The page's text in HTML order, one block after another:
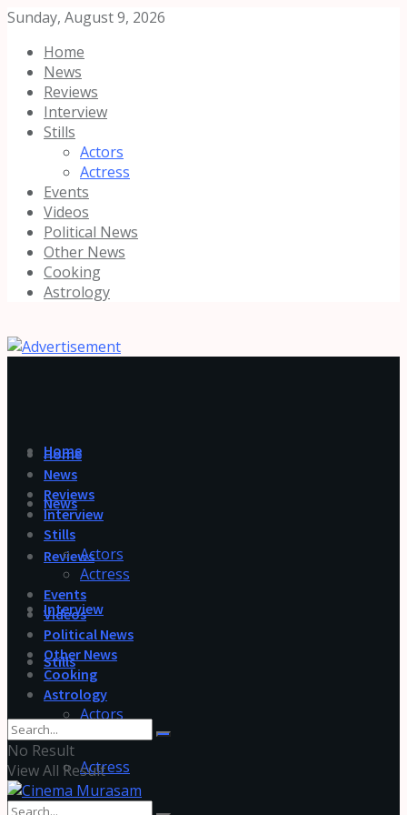
Sunday, August 9, 2026
Home
News
Reviews
Interview
Stills
Actors
Actress
Events
Videos
Political News
Other News
Cooking
Astrology
Home
News
Reviews
Interview
Stills
Actors
Actress
Home
News
Reviews
Interview
Stills
Actors
Actress
Events
Videos
Political News
Other News
Cooking
Astrology
No Result
View All Result